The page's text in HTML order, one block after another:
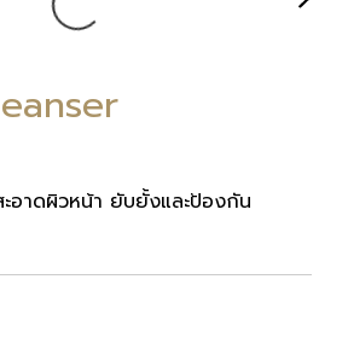
อาดผิวหน้า ยับยั้งและป้องกัน